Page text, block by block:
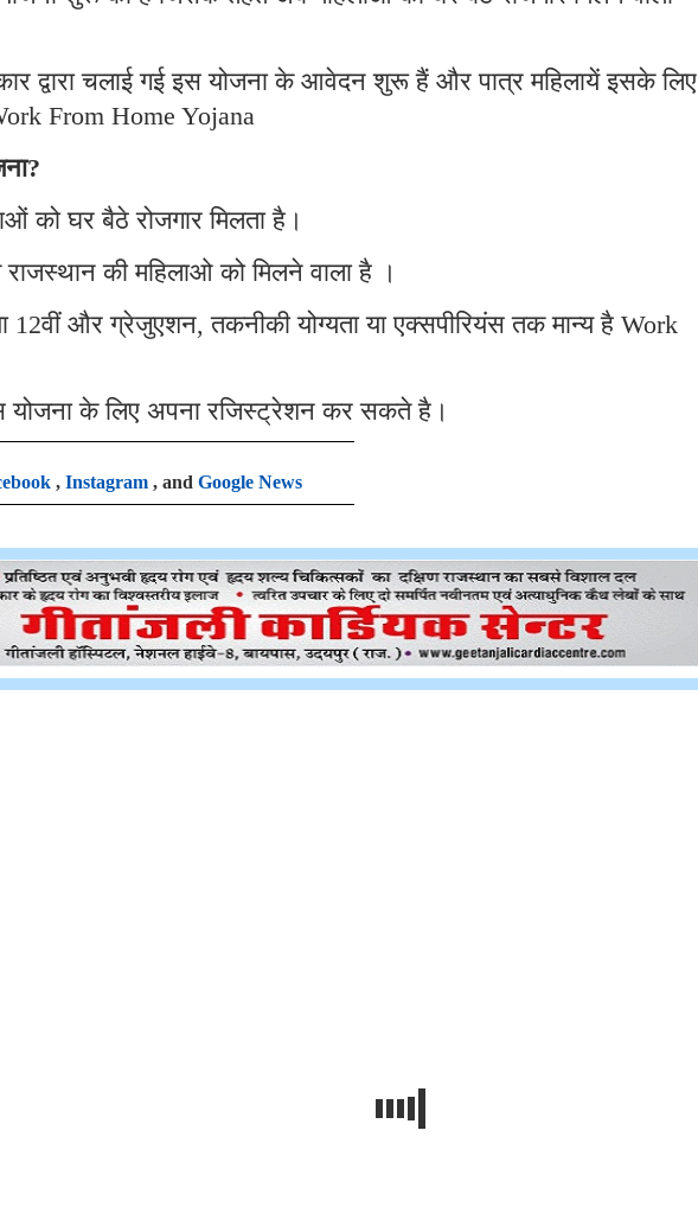
द्वारा चलाई गई इस योजना के आवेदन शुरू हैं और पात्र महिलायें इसके लिए
From Home Yojana
को घर बैठे रोजगार मिलता है।
की महिलाओ को मिलने वाला है ।
12वीं और ग्रेजुएशन, तकनीकी योग्यता या एक्सपीरियंस तक मान्य है Work
योजना के लिए अपना रजिस्ट्रेशन कर सकते है।
, Instagram , and Google News